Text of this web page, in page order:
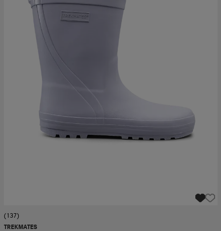
(137)
TREKMATES